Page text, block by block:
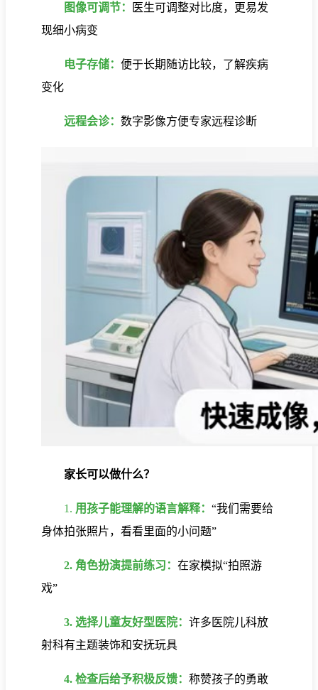
图像可调节：
医生可调整对比度，更易发
现细小病变
电子存储： 便于长期随访比较，了解疾病
变化
远程会诊： 数字影像方便专家远程诊断
家长可以做什么？
1. 用孩子能理解的语言解释： “我们需要给
身体拍张照片，看看里面的小问题”
2. 角色扮演提前练习： 在家模拟“拍照游
戏”
3. 选择儿童友好型医院： 许多医院儿科放
射科有主题装饰和安抚玩具
4. 检查后给予积极反馈： 称赞孩子的勇敢